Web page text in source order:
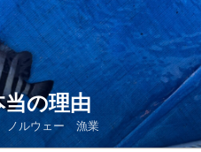
の理由
ノルウェー 漁業